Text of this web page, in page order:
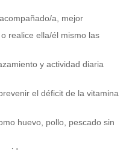
a, mejor
realice ella/él mismo las
y actividad diaria
el déficit de la vitamina
huevo, pollo, pescado sin